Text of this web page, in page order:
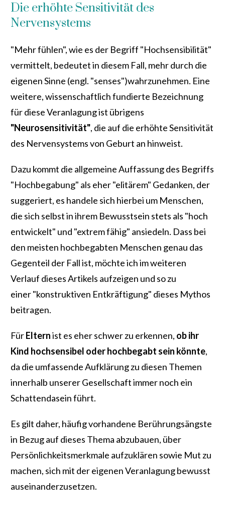
Die erhöhte Sensitivität des
Nervensystems
"Mehr fühlen", wie es der Begriff "Hochsensibilität"
vermittelt, bedeutet in diesem Fall, mehr durch die
eigenen Sinne (engl. "senses")wahrzunehmen. Eine
weitere, wissenschaftlich fundierte Bezeichnung
für diese Veranlagung ist übrigens
"Neurosensitivität", die auf die erhöhte Sensitivität
des Nervensystems von Geburt an hinweist.
Dazu kommt die allgemeine Auffassung des Begriffs
"Hochbegabung" als eher "elitärem" Gedanken, der
suggeriert, es handele sich hierbei um Menschen,
die sich selbst in ihrem Bewusstsein stets als "hoch
entwickelt" und "extrem fähig" ansiedeln. Dass bei
den meisten hochbegabten Menschen genau das
Gegenteil der Fall ist, möchte ich im weiteren
Verlauf dieses Artikels aufzeigen und so zu
einer"konstruktiven Entkräftigung" dieses Mythos
beitragen.
FürElternist es eher schwer zu erkennen, ob ihr
Kind hochsensibel oder hochbegabt sein könnte,
da die umfassende Aufklärung zu diesen Themen
innerhalb unserer Gesellschaft immer noch ein
Schattendasein führt.
Es gilt daher, häufig vorhandene Berührungsängste
in Bezug auf dieses Thema abzubauen, über
Persönlichkeitsmerkmale aufzuklären sowie Mut zu
machen, sich mit der eigenen Veranlagung bewusst
auseinanderzusetzen.